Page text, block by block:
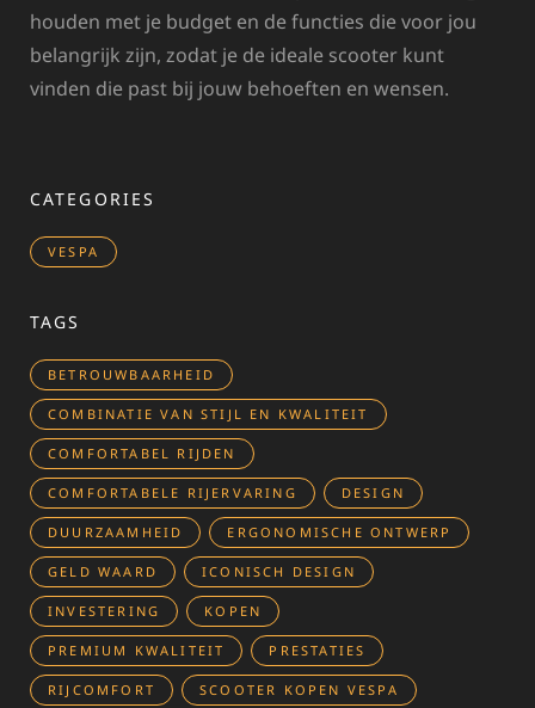
houden met je budget en de functies die voor jou
belangrijk zijn, zodat je de ideale scooter kunt
vinden die past bij jouw behoeften en wensen.
CATEGORIES
VESPA
TAGS
BETROUWBAARHEID
COMBINATIE VAN STIJL EN KWALITEIT
COMFORTABEL RIJDEN
COMFORTABELE RIJERVARING DESIGN
DUURZAAMHEID ERGONOMISCHE ONTWERP
GELD WAARD ICONISCH DESIGN
INVESTERING KOPEN
PREMIUM KWALITEIT PRESTATIES
RIJCOMFORT SCOOTER KOPEN VESPA